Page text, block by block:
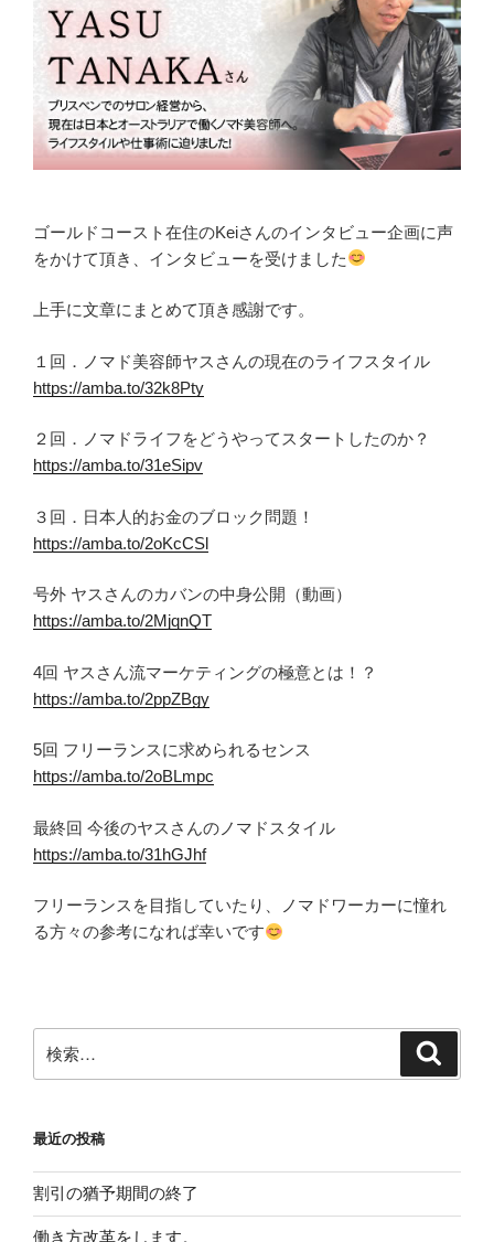
ゴールドコースト在住のKeiさんのインタビュー企画に声
をかけて頂き、インタビューを受けました
上手に文章にまとめて頂き感謝です。
１回．ノマド美容師ヤスさんの現在のライフスタイル
https://amba.to/32k8Pty
２回．ノマドライフをどうやってスタートしたのか？
https://amba.to/31eSipv
３回．日本人的お金のブロック問題！
https://amba.to/2oKcCSl
号外 ヤスさんのカバンの中身公開（動画）
https://amba.to/2MjqnQT
4回 ヤスさん流マーケティングの極意とは！？
https://amba.to/2ppZBgy
5回 フリーランスに求められるセンス
https://amba.to/2oBLmpc
最終回 今後のヤスさんのノマドスタイル
https://amba.to/31hGJhf
フリーランスを目指していたり、ノマドワーカーに憧れ
る方々の参考になれば幸いです
索:
最近の投稿
割引の猶予期間の終了
働き方改革をします。